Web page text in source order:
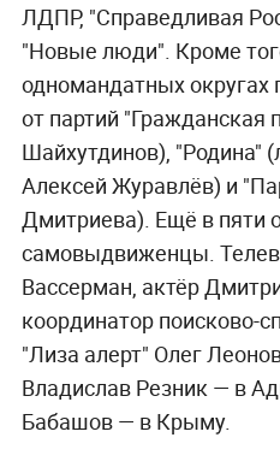
ЛДПР, "Справедливая
"Новые люди". Кроме
одномандатных
от партий "Гражданская
Шайхутдинов), "Родина"
Алексей Журавлёв) и
Дмитриева). Ещё в пяти
самовыдвиженцы.
Вассерман, актёр
координатор поисково-
"Лиза алерт" Олег
Владислав Резник — в
Бабашов — в Крыму.